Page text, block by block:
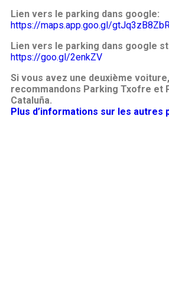
Lien vers le parking dans google:
https://maps.app.goo.gl/
Lien vers le parking dans google
https://goo.gl/2enkZV
Si vous avez une deuxième
recommandons Parking Txofre et
Cataluña.
Plus d’informations sur les autres